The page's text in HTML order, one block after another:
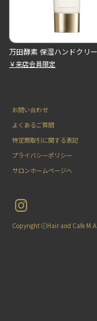
万田酵素 保湿ハンドクリ
￥来店会員限定
お問い合わせ
よくあるご質問
特定商取引に関する表記
プライバシーポリシー
サロンホームページへ
Copyright ⓒHair and Cafe